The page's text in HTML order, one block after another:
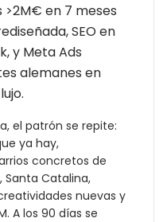
>2M€ en 7 meses
SEO en
y Meta Ads
alemanes en
, el patrón se repite:
ya hay,
concretos de
Santa Catalina,
nuevas y
A los 90 días se